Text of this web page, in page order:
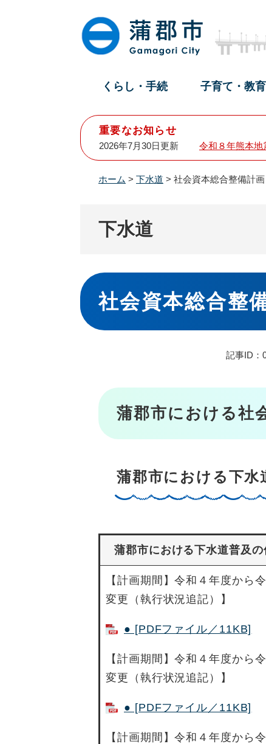
くらし・手続 子育て・教
重要なお知らせ
2026年7月30日更新 令和８年熊本地
ホーム > 下水道 > 社会資本総合整備計画
下水道
本
文
社会資本総合整
記事ID：
蒲郡市における社
蒲郡市における下水
蒲郡市における下水道普及の
【計画期間】令和４年度から
変更（執行状況追記）】
● [PDFファイル／11KB]
【計画期間】令和４年度から
変更（執行状況追記）】
● [PDFファイル／11KB]
【計画期間】令和４年度から